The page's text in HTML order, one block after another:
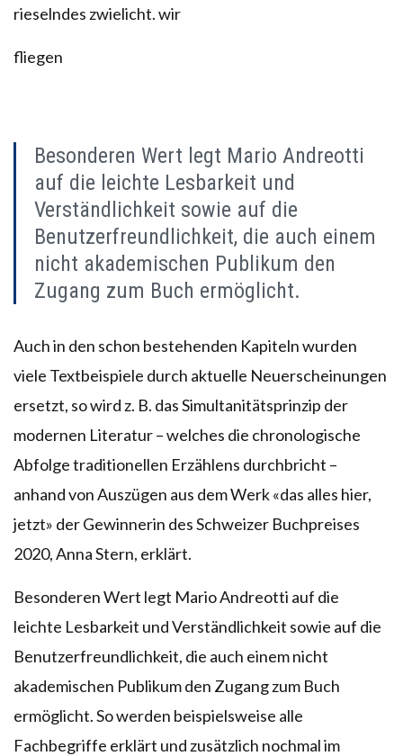
rieselndes zwielicht. wir
fliegen
Besonderen Wert legt Mario Andreotti
auf die leichte Lesbarkeit und
Verständlichkeit sowie auf die
Benutzerfreundlichkeit, die auch einem
nicht akademischen Publikum den
Zugang zum Buch ermöglicht.
Auch in den schon bestehenden Kapiteln wurden
viele Textbeispiele durch aktuelle Neuerscheinungen
ersetzt, so wird z. B. das Simultanitätsprinzip der
modernen Literatur – welches die chronologische
Abfolge traditionellen Erzählens durchbricht –
anhand von Auszügen aus dem Werk «das alles hier,
jetzt» der Gewinnerin des Schweizer Buchpreises
2020, Anna Stern, erklärt.
Besonderen Wert legt Mario Andreotti auf die
leichte Lesbarkeit und Verständlichkeit sowie auf die
Benutzerfreundlichkeit, die auch einem nicht
akademischen Publikum den Zugang zum Buch
ermöglicht. So werden beispielsweise alle
Fachbegriffe erklärt und zusätzlich nochmal im